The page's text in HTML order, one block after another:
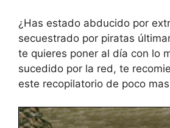
¿Has estado abducido por
secuestrado por piratas
te quieres poner al día con lo
sucedido por la red, te
este recopilatorio de poco